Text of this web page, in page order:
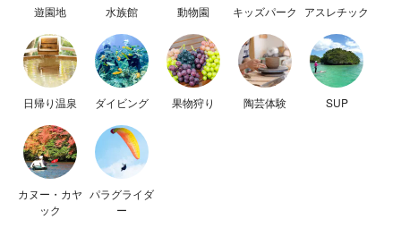
遊園地 水族館 動物園 キッズパーク アスレチック
日帰り温泉 ダイビング 果物狩り 陶芸体験 SUP
カヌー・カヤ
ック
パラグライダ
ー